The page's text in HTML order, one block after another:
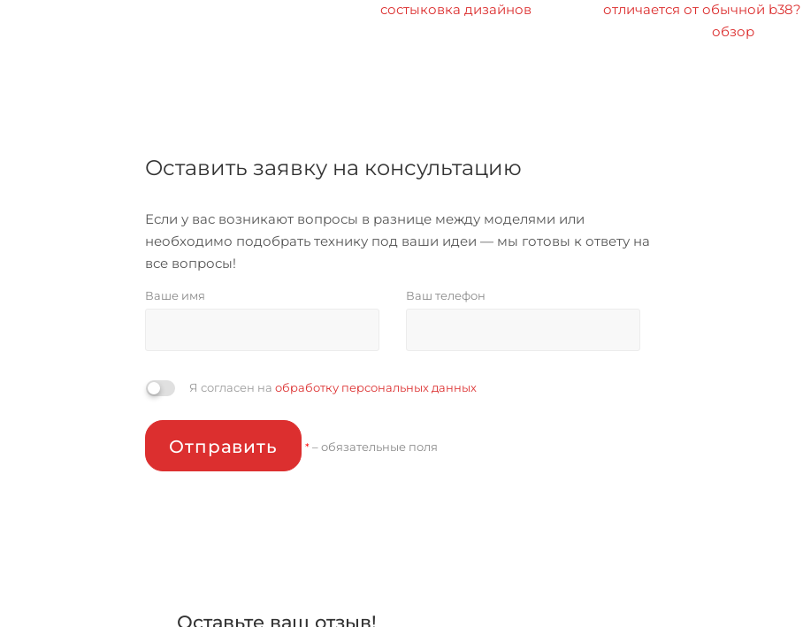
состыковка дизайнов
отличается от обычной
обзор
Оставить заявку на консультацию
Если у вас возникают вопросы в разнице между моделями или
необходимо подобрать технику под ваши идеи — мы готовы к ответу на
все вопросы!
Ваше имя Ваш телефон
Я согласен наобработку персональных данных
Отправить *– обязательные поля
Оставьте ваш отзыв!